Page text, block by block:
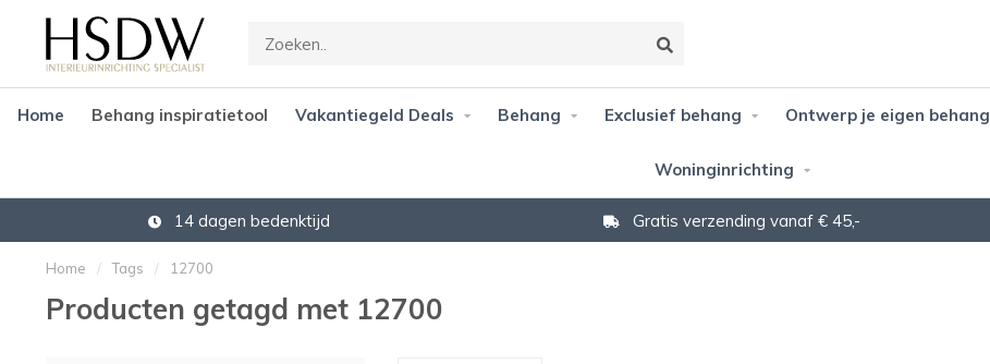
Home Behang inspiratietool Vakantiegeld Deals Behang Exclusief behang Ontwerp je eigen behang
Woninginrichting
Gratis verzending vanaf € 45,- Niet goed? Geld terug!
Home / Tags / 12700
Producten getagd met 12700